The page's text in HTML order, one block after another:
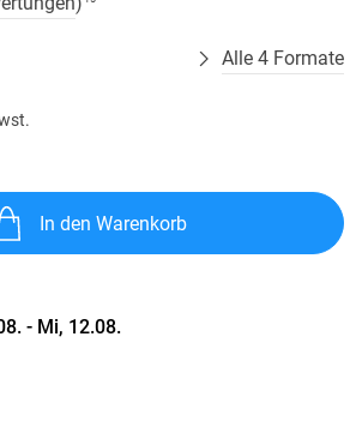
Alle 4 Formate
In den Warenkorb
- Mi, 12.08.